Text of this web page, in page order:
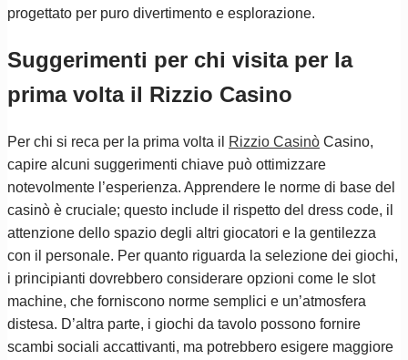
progettato per puro divertimento e esplorazione.
Suggerimenti per chi visita per la
prima volta il Rizzio Casino
Per chi si reca per la prima volta il Rizzio Casinò Casino,
capire alcuni suggerimenti chiave può ottimizzare
notevolmente l’esperienza. Apprendere le norme di base del
casinò è cruciale; questo include il rispetto del dress code, il
attenzione dello spazio degli altri giocatori e la gentilezza
con il personale. Per quanto riguarda la selezione dei giochi,
i principianti dovrebbero considerare opzioni come le slot
machine, che forniscono norme semplici e un’atmosfera
distesa. D’altra parte, i giochi da tavolo possono fornire
scambi sociali accattivanti, ma potrebbero esigere maggiore